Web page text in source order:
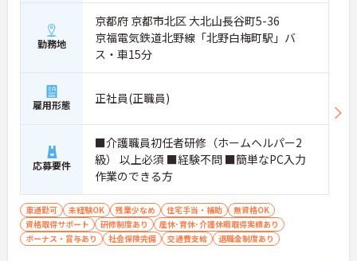
勤務地
京都府 京都市北区 大北山長谷町5-36
京福電気鉄道北野線「北野白梅町駅」バ
ス・車15分
雇用形態 正社員(正職員)
応募要件
■介護職員初任者研修（ホームヘルパー2
級） 以上必須 ■経験不問 ■簡単なPC入力
作業のできる方
車通勤可 未経験OK 残業少なめ 住宅手当・補助
無資格OK
資格取得サポート
研修制度あり
産休･育休･介護休暇取得実績あり
ボーナス・賞与あり
社会保険完備 交通費支給 退職金制度あり